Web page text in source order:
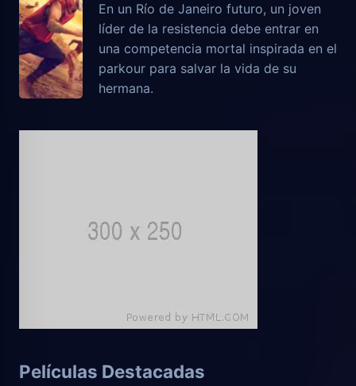
En un Río de Janeiro futuro, un joven
líder de la resistencia debe entrar en
una competencia mortal inspirada en el
parkour para salvar la vida de su
hermana.
Películas Destacadas